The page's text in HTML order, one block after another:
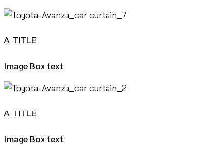
A TITLE
Image Box text
A TITLE
Image Box text